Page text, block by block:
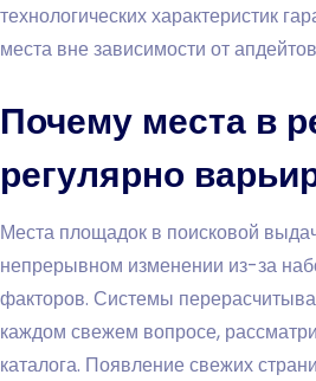
технологических характеристик
места вне зависимости от
Почему места в
регулярно
Места площадок в поисковой
непрерывном изменении из-за
факторов. Системы
каждом свежем вопросе,
каталога. Появление свежих